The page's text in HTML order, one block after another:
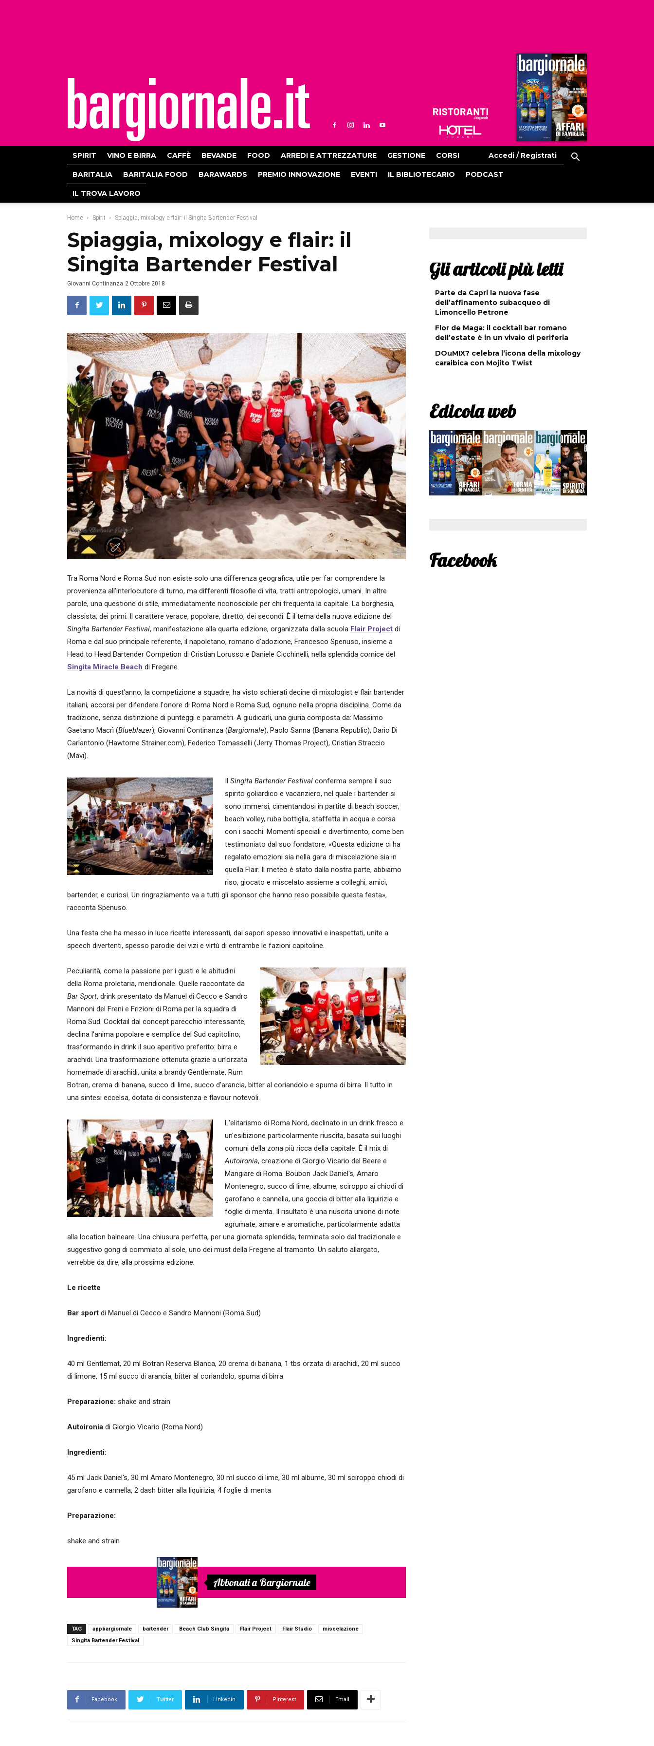
Ristoranti
Hoteldomani
SPIRIT VINO E BIRRA CAFFÈ BEVANDE FOOD ARREDI E ATTREZZATURE GESTIONE CORSI Accedi / Registrati
BARITALIA BARITALIA FOOD BARAWARDS PREMIO INNOVAZIONE EVENTI IL BIBLIOTECARIO PODCAST
IL TROVA LAVORO
Home Spirit Spiaggia, mixology e flair: il Singita Bartender Festival
Spiaggia, mixology e flair: il
Singita Bartender Festival
Giovanni Continanza 2 Ottobre 2018
Tra Roma Nord e Roma Sud non esiste solo una differenza geografica, utile per far comprendere la
provenienza all'interlocutore di turno, ma differenti filosofie di vita, tratti antropologici, umani. In altre
parole, una questione di stile, immediatamente riconoscibile per chi frequenta la capitale. La borghesia,
classista, dei primi. Il carattere verace, popolare, diretto, dei secondi. È il tema della nuova edizione del
Singita Bartender Festival, manifestazione alla quarta edizione, organizzata dalla scuola Flair Project di
Roma e dal suo principale referente, il napoletano, romano d'adozione, Francesco Spenuso, insieme a
Head to Head Bartender Competion di Cristian Lorusso e Daniele Cicchinelli, nella splendida cornice del
Singita Miracle Beach di Fregene.
La novità di quest'anno, la competizione a squadre, ha visto schierati decine di mixologist e flair bartender
italiani, accorsi per difendere l'onore di Roma Nord e Roma Sud, ognuno nella propria disciplina. Come da
tradizione, senza distinzione di punteggi e parametri. A giudicarli, una giuria composta da: Massimo
Gaetano Macrì (Blueblazer), Giovanni Continanza (Bargiornale), Paolo Sanna (Banana Republic), Dario Di
Carlantonio (Hawtorne Strainer.com), Federico Tomasselli (Jerry Thomas Project), Cristian Straccio
(Mavi).
Il Singita Bartender Festival conferma sempre il suo
spirito goliardico e vacanziero, nel quale i bartender si
sono immersi, cimentandosi in partite di beach soccer,
beach volley, ruba bottiglia, staffetta in acqua e corsa
con i sacchi. Momenti speciali e divertimento, come ben
testimoniato dal suo fondatore: «Questa edizione ci ha
regalato emozioni sia nella gara di miscelazione sia in
quella Flair. Il meteo è stato dalla nostra parte, abbiamo
riso, giocato e miscelato assieme a colleghi, amici,
bartender, e curiosi. Un ringraziamento va a tutti gli sponsor che hanno reso possibile questa festa»,
racconta Spenuso.
Una festa che ha messo in luce ricette interessanti, dai sapori spesso innovativi e inaspettati, unite a
speech divertenti, spesso parodie dei vizi e virtù di entrambe le fazioni capitoline.
Peculiarità, come la passione per i gusti e le abitudini
della Roma proletaria, meridionale. Quelle raccontate da
Bar Sport, drink presentato da Manuel di Cecco e Sandro
Mannoni del Freni e Frizioni di Roma per la squadra di
Roma Sud. Cocktail dal concept parecchio interessante,
declina l'anima popolare e semplice del Sud capitolino,
trasformando in drink il suo aperitivo preferito: birra e
arachidi. Una trasformazione ottenuta grazie a un’orzata
homemade di arachidi, unita a brandy Gentlemate, Rum
Botran, crema di banana, succo di lime, succo d'arancia, bitter al coriandolo e spuma di birra. Il tutto in
una sintesi eccelsa, dotata di consistenza e flavour notevoli.
L'elitarismo di Roma Nord, declinato in un drink fresco e
un'esibizione particolarmente riuscita, basata sui luoghi
comuni della zona più ricca della capitale. È il mix di
Autoironia, creazione di Giorgio Vicario del Beere e
Mangiare di Roma. Boubon Jack Daniel's, Amaro
Montenegro, succo di lime, albume, sciroppo ai chiodi di
garofano e cannella, una goccia di bitter alla liquirizia e
foglie di menta. Il risultato è una riuscita unione di note
agrumate, amare e aromatiche, particolarmente adatta
alla location balneare. Una chiusura perfetta, per una giornata splendida, terminata solo dal tradizionale e
suggestivo gong di commiato al sole, uno dei must della Fregene al tramonto. Un saluto allargato,
verrebbe da dire, alla prossima edizione.
Le ricette
Bar sport di Manuel di Cecco e Sandro Mannoni (Roma Sud)
Ingredienti:
40 ml Gentlemat, 20 ml Botran Reserva Blanca, 20 crema di banana, 1 tbs orzata di arachidi, 20 ml succo
di limone, 15 ml succo di arancia, bitter al coriandolo, spuma di birra
Preparazione: shake and strain
Autoironia di Giorgio Vicario (Roma Nord)
Ingredienti:
45 ml Jack Daniel's, 30 ml Amaro Montenegro, 30 ml succo di lime, 30 ml albume, 30 ml sciroppo chiodi di
garofano e cannella, 2 dash bitter alla liquirizia, 4 foglie di menta
Preparazione:
shake and strain
Abbonati a Bargiornale
TAG appbargiornale bartender Beach Club Singita Flair Project Flair Studio
miscelazione
Singita Bartender Festival
Facebook Twitter Linkedin Pinterest Email
Gli articoli più letti
Parte da Capri la nuova fase
dell’affinamento subacqueo di
Limoncello Petrone
Flor de Maga: il cocktail bar romano
dell’estate è in un vivaio di periferia
DOuMIX? celebra l’icona della mixology
caraibica con Mojito Twist
Edicola web
Facebook